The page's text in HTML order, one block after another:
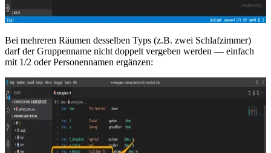
Bei mehreren Räumen desselben Typs (z.B. zwei Schlafzimmer)
darf der Gruppenname nicht doppelt vergeben werden — einfach
mit 1/2 oder Personennamen ergänzen: